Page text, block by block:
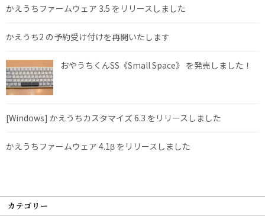
かえうちファームウェア 3.5 をリリースしました
かえうち2 の予約受け付けを再開いたします
おやうちくんSS《Small Space》 を発売しました！
[Windows] かえうちカスタマイズ 6.3 をリリースしました
かえうちファームウェア 4.1β をリリースしました
カテゴリー